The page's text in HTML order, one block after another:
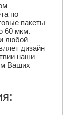
по
пакеты
60 мкм.
любой
дизайн
наши
Ваших